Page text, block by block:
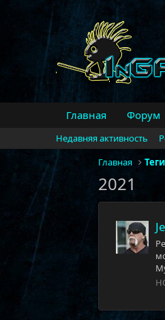
Главная Форум
Недавняя активность
Главная
Теги
2021